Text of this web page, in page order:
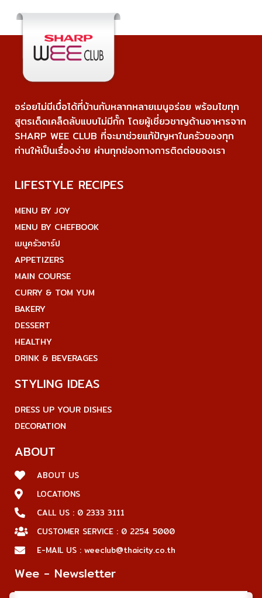
อร่อยไม่มีเบื่อได้ที่บ้านกับหลากหลายเมนูอร่อย พร้อมไขทุก
สูตรเด็ดเคล็ดลับแบบไม่มีกั๊ก โดยผู้เชี่ยวชาญด้านอาหารจาก
SHARP WEE CLUB ที่จะมาช่วยแก้ปัญหาในครัวของทุก
ท่านให้เป็นเรื่องง่าย ผ่านทุกช่องทางการติดต่อของเรา
LIFESTYLE RECIPES
MENU BY JOY
MENU BY CHEFBOOK
เมนูครัวชาร์ป
APPETIZERS
MAIN COURSE
CURRY & TOM YUM
BAKERY
DESSERT
HEALTHY
DRINK & BEVERAGES
STYLING IDEAS
DRESS UP YOUR DISHES
DECORATION
ABOUT
ABOUT US
LOCATIONS
CALL US : 0 2333 3111
CUSTOMER SERVICE : 0 2254 5000
E-MAIL US : weeclub@thaicity.co.th
Wee - Newsletter